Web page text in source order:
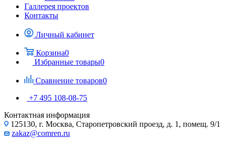
Галлерея проектов
Контакты
Личный кабинет
Корзина0
Избранные товары0
Сравнение товаров0
+7 495 108-08-75
Контактная информация
125130, г. Москва, Старопетровский проезд, д. 1, помещ. 9/1
zakaz@comren.ru